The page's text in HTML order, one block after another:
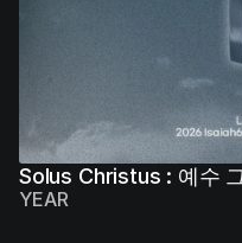
Solus Christus : 예수
YEAR